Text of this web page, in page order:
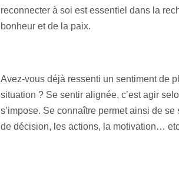
reconnecter à soi est essentiel dans la
bonheur et de la paix.
Avez-vous déjà ressenti un sentiment de
situation ? Se sentir alignée, c’est agir
s’impose. Se connaître permet ainsi de
de décision, les actions, la motivation…